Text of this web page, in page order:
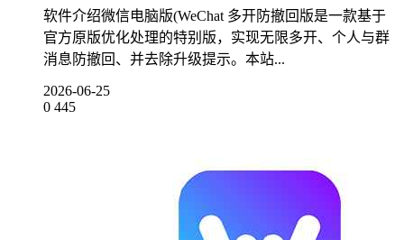
软件介绍微信电脑版(WeChat 多开防撤回版是一款基于
官方原版优化处理的特别版，实现无限多开、个人与群
消息防撤回、并去除升级提示。本站...
2026-06-25
0 445